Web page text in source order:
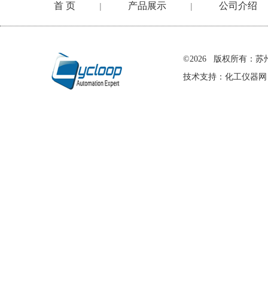
首 页 | 产品展示 | 公司介绍
©2026 版权所有：苏
技术支持： 化工仪器网